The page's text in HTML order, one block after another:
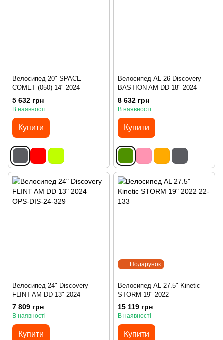
Велосипед 20" SPACE
COMET (050) 14" 2024
5 632 грн
В наявності
Купити
Велосипед AL 26 Discovery
BASTION AM DD 18" 2024
8 632 грн
В наявності
Купити
Велосипед 24" Discovery
FLINT AM DD 13" 2024
7 809 грн
В наявності
Купити
Подарунок
Велосипед AL 27.5" Kinetic
STORM 19" 2022
15 119 грн
В наявності
Купити